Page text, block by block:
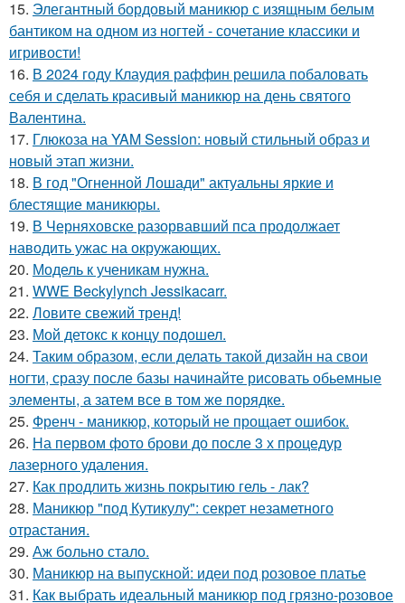
15. Элегантный бордовый маникюр с изящным белым
бантиком на одном из ногтей - сочетание классики и
игривости!
16. В 2024 году Клаудия раффин решила побаловать
себя и сделать красивый маникюр на день святого
Валентина.
17. Глюкоза на YAM Session: новый стильный образ и
новый этап жизни.
18. В год "Огненной Лошади" актуальны яркие и
блестящие маникюры.
19. В Черняховске разорвавший пса продолжает
наводить ужас на окружающих.
20. Модель к ученикам нужна.
21. WWE Beckylynch Jessikacarr.
22. Ловите свежий тренд!
23. Мой детокс к концу подошел.
24. Таким образом, если делать такой дизайн на свои
ногти, сразу после базы начинайте рисовать обьемные
элементы, а затем все в том же порядке.
25. Френч - маникюр, который не прощает ошибок.
26. На первом фото брови до после 3 х процедур
лазерного удаления.
27. Как продлить жизнь покрытию гель - лак?
28. Маникюр "под Кутикулу": секрет незаметного
отрастания.
29. Аж больно стало.
30. Маникюр на выпускной: идеи под розовое платье
31. Как выбрать идеальный маникюр под грязно-розовое